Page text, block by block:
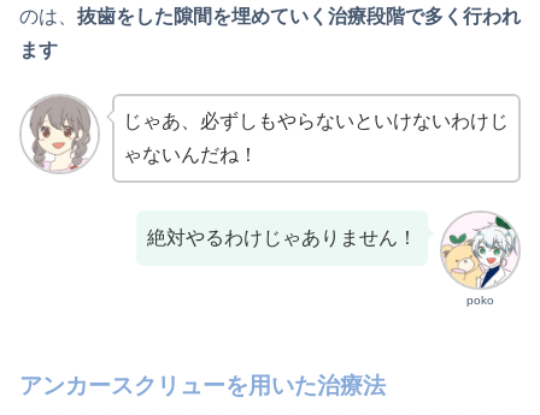
のは、 抜歯をした隙間を埋めていく治療段階で多く行われ
ます
じゃあ、必ずしもやらないといけないわけじ
ゃないんだね！
poko
絶対やるわけじゃありません！
アンカースクリューを用いた治療法